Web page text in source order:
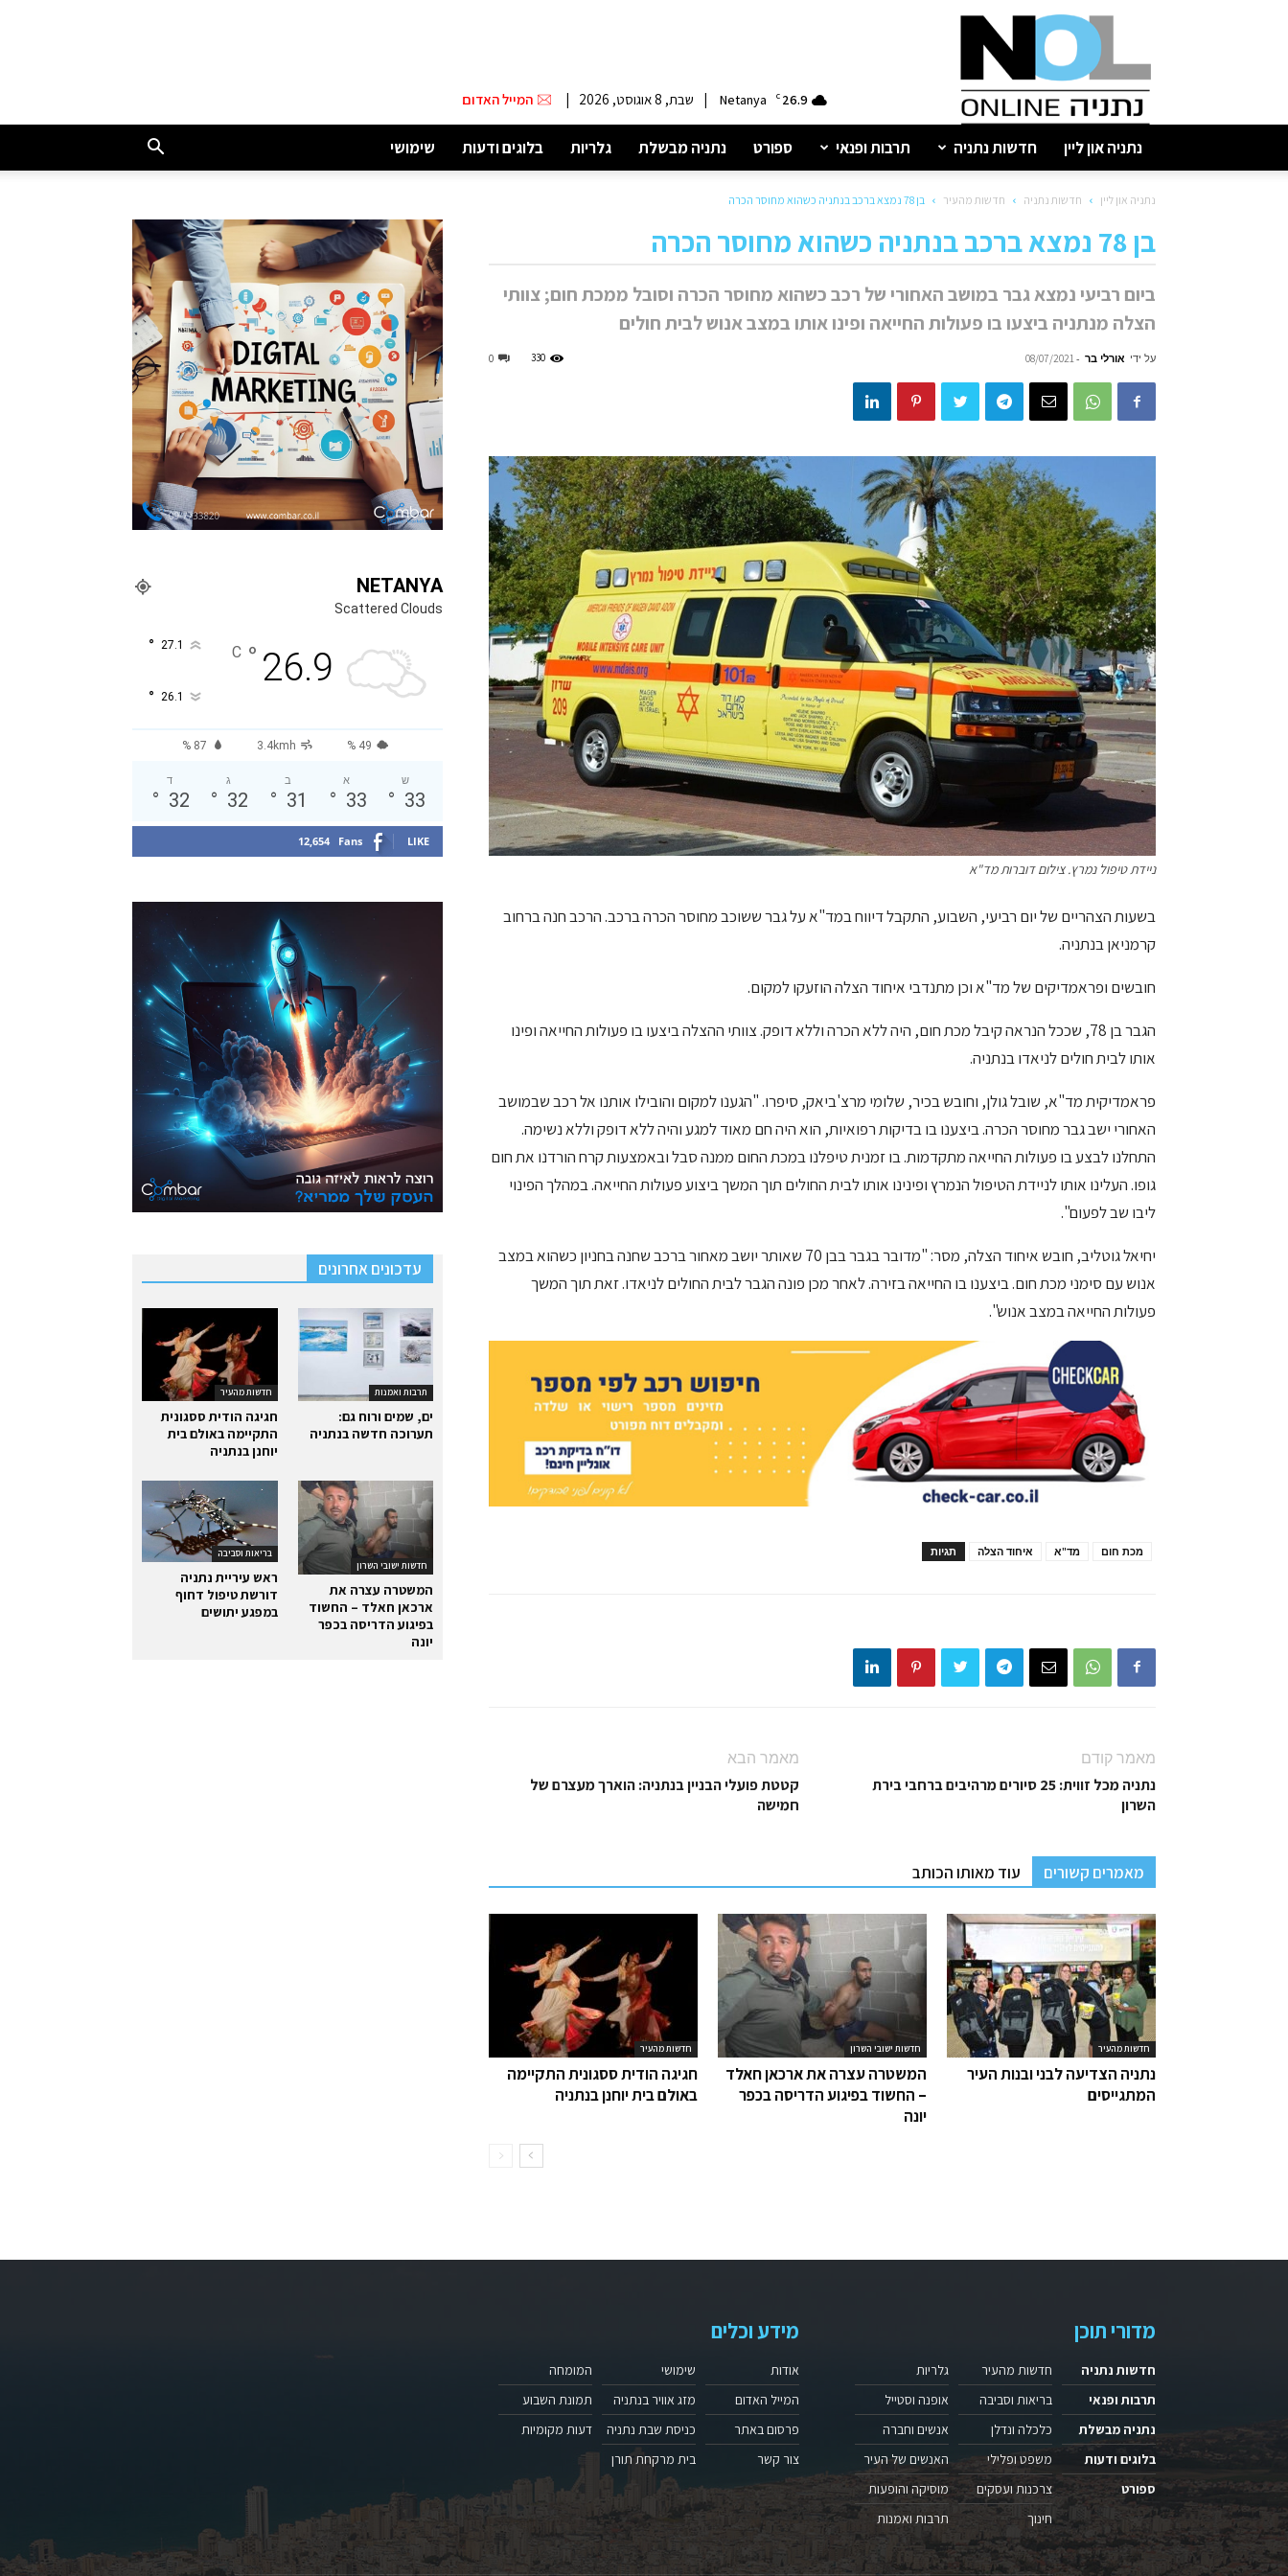
נתניה
26.9
C
Netanya
| שבת, 8 אוגוסט, 2026 | המייל האדום
נתניה און ליין חדשות נתניה תרבות ופנאי ספורט נתניה מבשלת גלריות בלוגים ודעות שימושי
נתניה און ליין חדשות נתניה חדשות מהעיר בן 78 נמצא ברכב בנתניה כשהוא מחוסר הכרה
בן 78 נמצא ברכב בנתניה כשהוא מחוסר הכרה
ביום רביעי נמצא גבר במושב האחורי של רכב כשהוא מחוסר הכרה וסובל ממכת חום; צוותי
הצלה מנתניה ביצעו בו פעולות החייאה ופינו אותו במצב אנוש לבית חולים
על ידי אורלי בר -
08/07/2021
0 330
ניידת טיפול נמרץ. צילום דוברות מד"א
בשעות הצהריים של יום רביעי, השבוע, התקבל דיווח במד"א על גבר ששוכב מחוסר הכרה ברכב. הרכב חנה ברחוב
קרמניאן בנתניה.
חובשים ופראמדיקים של מד"א וכן מתנדבי איחוד הצלה הוזעקו למקום.
הגבר בן 78, שככל הנראה קיבל מכת חום, היה ללא הכרה וללא דופק. צוותי ההצלה ביצעו בו פעולות החייאה ופינו
אותו לבית חולים לניאדו בנתניה.
פראמדיקית מד"א, שובל גולן, וחובש בכיר, שלומי מרצ'ביאק, סיפרו. "הגענו למקום והובילו אותנו אל רכב שבמושב
האחורי ישב גבר מחוסר הכרה. ביצענו בו בדיקות רפואיות, הוא היה חם מאוד למגע והיה ללא דופק וללא נשימה.
התחלנו לבצע בו פעולות החייאה מתקדמות. בו זמנית טיפלנו במכת החום ממנה סבל ובאמצעות קרח הורדנו את חום
גופו. העלינו אותו לניידת הטיפול הנמרץ ופינינו אותו לבית החולים תוך המשך ביצוע פעולות החייאה. במהלך הפינוי
ליבו שב לפעום".
יחיאל גוטליב, חובש איחוד הצלה, מסר: "מדובר בגבר בבן 70 שאותר יושב מאחור ברכב שחנה בחניון כשהוא במצב
אנוש עם סימני מכת חום. ביצענו בו החייאה בזירה. לאחר מכן פונה הגבר לבית החולים לניאדו. זאת תוך המשך
פעולות החייאה במצב אנוש".
תגיות איחוד הצלה מד"א מכת חום
מאמר קודם
נתניה מכל זווית: 25 סיורים מרהיבים ברחבי בירת
השרון
מאמר הבא
קטטת פועלי הבניין בנתניה: הוארך מעצרם של
חמישה
מאמרים קשורים עוד מאותו הכותב
חדשות מהעיר
חגיגה הודית ססגונית התקיימה
באולם בית יוחנן בנתניה
חדשות ישובי השרון
המשטרה עצרה את ארכאן חאלד
– החשוד בפיגוע הדריסה בכפר
יונה
חדשות מהעיר
נתניה הצדיעה לבני ובנות העיר
המתגייסים
NETANYA
Scattered Clouds
26.9
°
C
27.1
°
26.1
°
87 % 3.4kmh 49 %
ש
33
°
א
33
°
ב
31
°
ג
32
°
ד
32
°
12,654 Fans LIKE
עדכונים אחרונים
חדשות מהעיר
חגיגה הודית ססגונית
התקיימה באולם בית
יוחנן בנתניה
תרבות ואמנות
ים, שמים ורוח גם:
תערוכה חדשה בנתניה
בריאות וסביבה
ראש עיריית נתניה
דורשת טיפול דחוף
במפגע יתושים
חדשות ישובי השרון
המשטרה עצרה את
ארכאן חאלד – החשוד
בפיגוע הדריסה בכפר
יונה
מדורי תוכן
חדשות נתניה
תרבות ופנאי
נתניה מבשלת
בלוגים ודעות
ספורט
חדשות מהעיר
בריאות וסביבה
כלכלה ונדלן
משפט ופלילי
צרכנות ועסקים
חינוך
גלריות
אופנה וסטייל
אנשים וחברה
האנשים של העיר
מוסיקה והופעות
תרבות ואמנות
מידע וכלים
אודות
המייל האדום
פרסום באתר
צור קשר
שימושי
מזג אוויר בנתניה
כניסת שבת נתניה
בית מרקחת תורן
המומחה
תמונת השבוע
דעות מקומיות